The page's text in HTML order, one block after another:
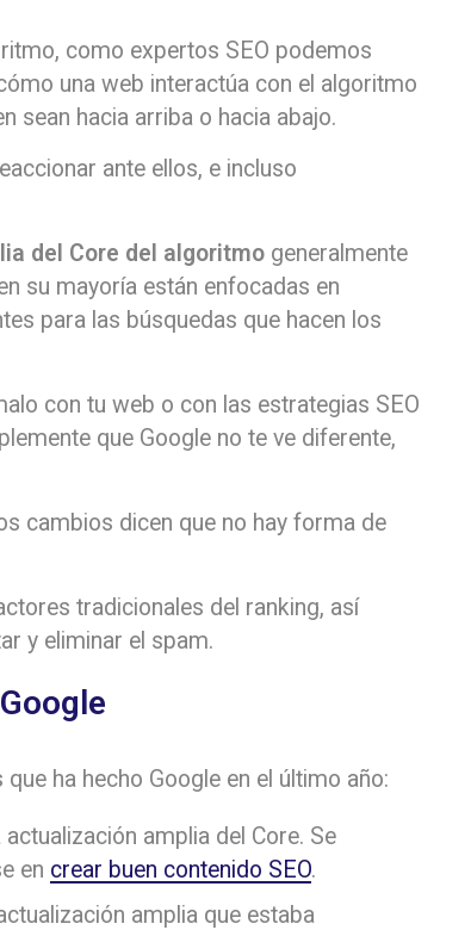
como expertos SEO podemos
una web interactúa con el algoritmo
sean hacia arriba o hacia abajo.
ante ellos, e incluso
del Core del algoritmo generalmente
su mayoría están enfocadas en
para las búsquedas que hacen los
con tu web o con las estrategias SEO
que Google no te ve diferente,
cambios dicen que no hay forma de
tradicionales del ranking, así
y eliminar el spam.
ha hecho Google en el último año:
amplia del Core. Se
en crear buen contenido SEO.
amplia que estaba